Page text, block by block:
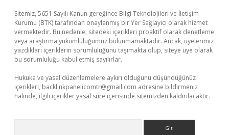
Sitemiz, 5651 Sayılı Kanun gereğince Bilgi Teknolojileri ve İletişim
Kurumu (BTK) tarafından onaylanmış bir Yer Sağlayıcı olarak hizmet
vermektedir. Bu nedenle, sitedeki içerikleri proaktif olarak denetleme
veya araştırma yükümlülüğümüz bulunmamaktadır. Ancak, üyelerimiz
yazdıkları içeriklerin sorumluluğunu taşımakta olup, siteye üye olarak
bu sorumluluğu kabul etmiş sayılırlar.
Hukuka ve yasal düzenlemelere aykırı olduğunu düşündüğünüz
içerikleri, backlinkpanelicomtr@gmail.com adresine bildirmeniz
halinde, ilgili içerikler yasal süre içerisinde sitemizden kaldırılacaktır.